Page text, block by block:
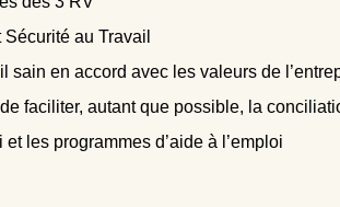
au Travail
sain en accord avec les valeurs de
faciliter, autant que possible, la
les programmes d’aide à l’emploi